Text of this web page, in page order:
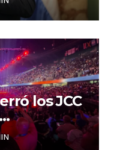
los JCC
alegría